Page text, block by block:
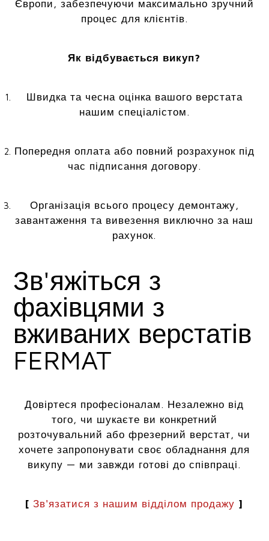
Європи, забезпечуючи максимально зручний
процес для клієнтів.
Як відбувається викуп?
Швидка та чесна оцінка вашого верстата
нашим спеціалістом.
Попередня оплата або повний розрахунок під
час підписання договору.
Організація всього процесу демонтажу,
завантаження та вивезення виключно за наш
рахунок.
Зв'яжіться з
фахівцями з
вживаних верстатів
FERMAT
Довіртеся професіоналам. Незалежно від
того, чи шукаєте ви конкретний
розточувальний або фрезерний верстат, чи
хочете запропонувати своє обладнання для
викупу — ми завжди готові до співпраці.
[Зв'язатися з нашим відділом продажу ]